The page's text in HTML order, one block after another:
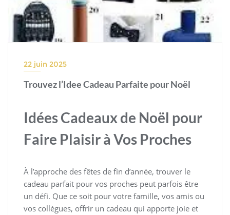
22 juin 2025
Trouvez l’Idee Cadeau Parfaite pour Noël
Idées Cadeaux de Noël pour
Faire Plaisir à Vos Proches
À l’approche des fêtes de fin d’année, trouver le
cadeau parfait pour vos proches peut parfois être
un défi. Que ce soit pour votre famille, vos amis ou
vos collègues, offrir un cadeau qui apporte joie et